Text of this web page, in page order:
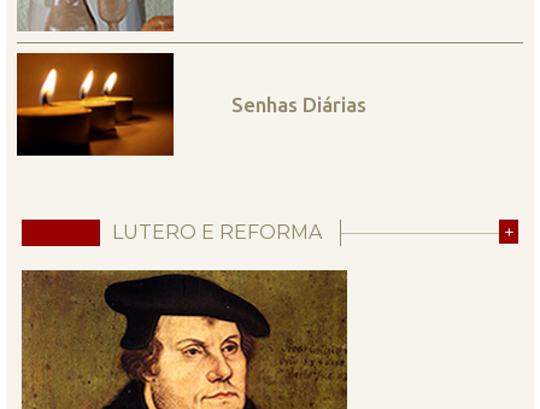
Senhas Diárias
LUTERO E REFORMA +